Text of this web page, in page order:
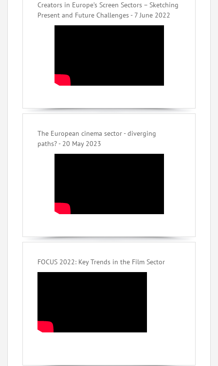
Creators in Europe’s Screen Sectors – Sketching
Present and Future Challenges - 7 June 2022
The European cinema sector - diverging
paths? - 20 May 2023
FOCUS 2022: Key Trends in the Film Sector